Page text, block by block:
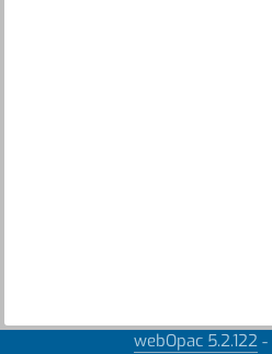
webOpac 5.2.122 -